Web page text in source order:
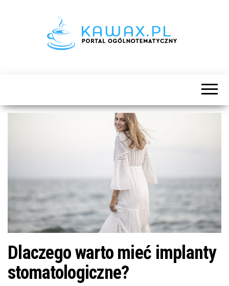
Dlaczego warto mieć implanty
stomatologiczne?